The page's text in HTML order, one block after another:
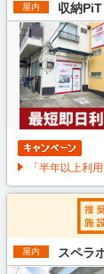
屋内 収納
「半年以上利
屋内 スペラ